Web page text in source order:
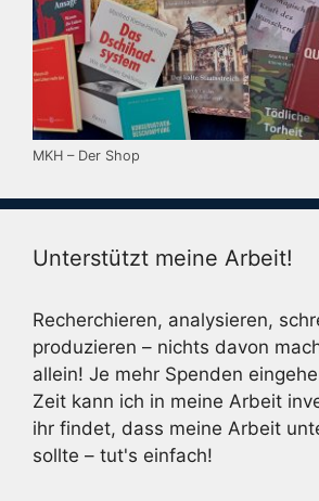
MKH – Der Shop
Unterstützt meine Arbeit!
Recherchieren, analysieren,
produzieren – nichts davon
allein! Je mehr Spenden
Zeit kann ich in meine Arbeit
ihr findet, dass meine Arbeit
sollte – tut's einfach!